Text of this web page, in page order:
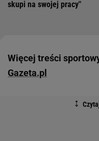
skupi na swojej pracy"
Więcej treści
Gazeta.pl